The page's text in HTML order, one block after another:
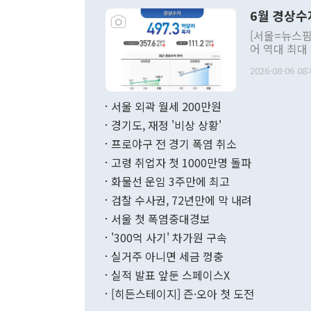
주의적 희망
관의 대북
관 부처 장
관의 무리한
다. [정동영 통일부 장관이 지난달 23일 오후 서울 종로구 정부서울청사에
무너졌다고
함께 4자 대
"우리의 선
6월 경상
[서울=뉴스
어 역대 최
료=한국은행] 한국은행이 6일 발표한 '2026년 6월 국제수지(잠정)'
며 월간 기
196.9% 급
수출은
기록했지만
로 전환됐다.
2026-08-06
서울 외곽 월세 200만원
경기도, 재정 '비상 상황'
프로야구 전 경기 폭염 취소
고령 취업자 첫 1000만명 돌파
화물선 운임 3주만에 최고
검찰 수사권, 72년만에 막 내려
서울 첫 폭염중대경보
'300억 사기' 차가원 구속
실거주 아니면 세금 껑충
실적 발표 앞둔 스페이스X
[히든스테이지] 즌·오아 첫 도전